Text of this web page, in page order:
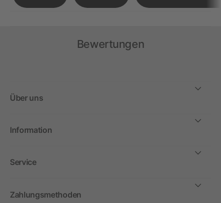
Bewertungen
Über uns
Information
Service
Zahlungsmethoden